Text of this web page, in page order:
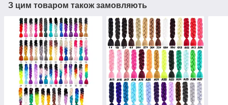
З цим товаром також замовляють